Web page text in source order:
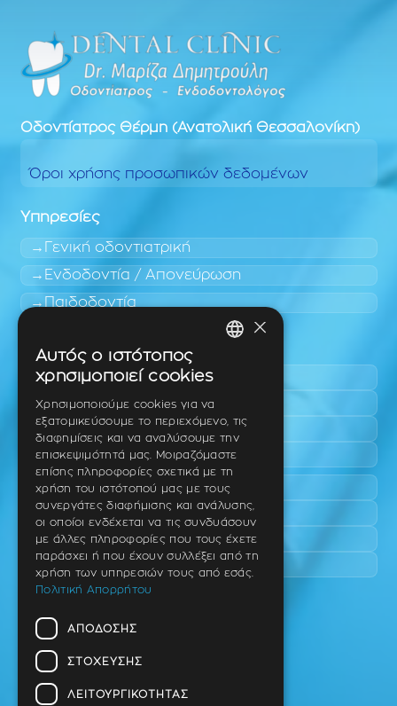
Οδοντίατρος Θέρμη (Ανατολική Θεσσαλονίκη)
Όροι χρήσης προσωπικών δεδομένων
Υπηρεσίες
Γενική οδοντιατρική
Ενδοδοντία / Απονεύρωση
Παιδοδοντία
Πυλαία
Τριάδι
Νέο Ρύσιο
Επανομή
Περαία
Καλαμαριά
Πανόραμα
Χαριλάου
Ταβάκη – Θ. Λίτσα 10 (γωνία),
Θέρμη – Θεσσαλονίκη
T.K 57001
×
Αυτός ο ιστότοπος
χρησιμοποιεί cookies
Χρησιμοποιούμε cookies για να
εξατομικεύσουμε το περιεχόμενο, τις
διαφημίσεις και να αναλύσουμε την
επισκεψιμότητά μας. Μοιραζόμαστε
επίσης πληροφορίες σχετικά με τη
χρήση του ιστότοπού μας με τους
συνεργάτες διαφήμισης και ανάλυσης,
οι οποίοι ενδέχεται να τις συνδυάσουν
με άλλες πληροφορίες που τους έχετε
παράσχει ή που έχουν συλλέξει από τη
χρήση των υπηρεσιών τους από εσάς.
Πολιτική Απορρήτου
ΑΠΌΔΟΣΗΣ
ΣΤΌΧΕΥΣΗΣ
ΛΕΙΤΟΥΡΓΙΚΌΤΗΤΑΣ